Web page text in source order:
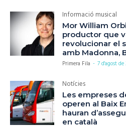
Informació musical
Mor William
productor que
revolucionar el
amb Madonna,
Primera Fila - 7 d'agost
Notícies
Les empreses
operen al Baix
hauran
en català